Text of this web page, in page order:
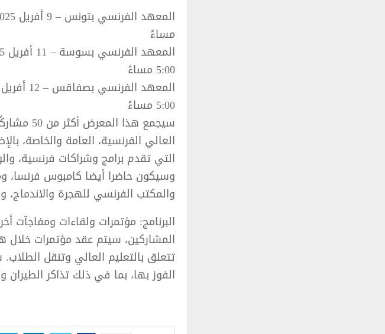
مساءً
5:00 مساءً
5:00 مساءً
العالي الفرنسية، العامة والخاصة،
التي تقدم برامج وشراكات فرنسية،
وسيكون حاضرا أيضا كامبوس فرنسا،
والمكتب الفرنسي للهجرة
البرنامج: مؤتمرات ولقاءات ومفاجآت
المشاركين، سيتم عقد مؤتمرات خلال
تتعلق بالتعليم العالي وتنقل
الفوز بها، بما في ذلك تذاكر الطيران